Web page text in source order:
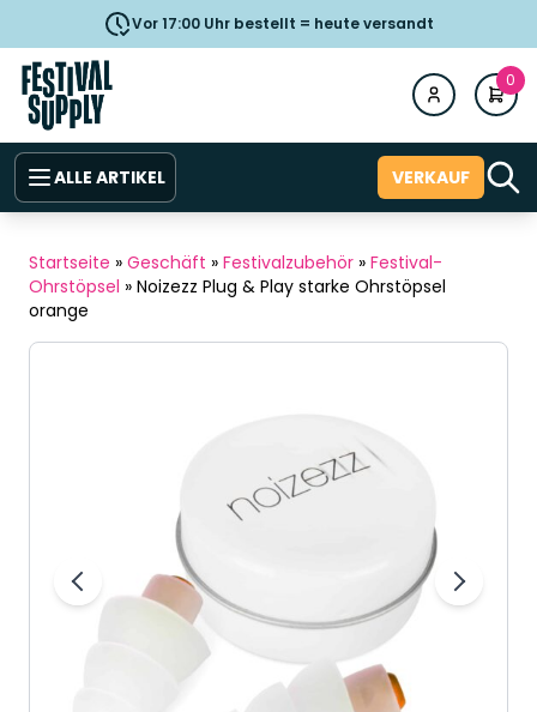
Vor 17:00 Uhr bestellt = heute versandt
0
ALLE ARTIKEL VERKAUF
Startseite » Geschäft » Festivalzubehör » Festival-
Ohrstöpsel » Noizezz Plug & Play starke Ohrstöpsel
orange